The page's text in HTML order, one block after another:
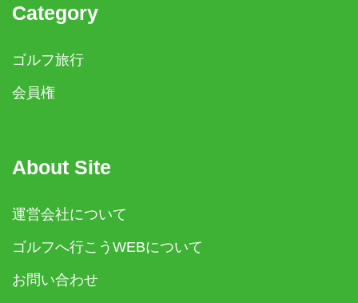
Category
ゴルフ旅行
会員権
About Site
運営会社について
ゴルフへ行こうWEBについて
お問い合わせ